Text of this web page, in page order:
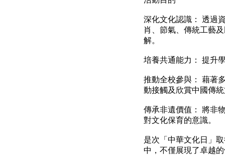
深化文化認識： 透過
肖、節氣、傳統工藝
解。
培養共通能力： 提升
推動全校參與： 藉著
動接觸及欣賞中國傳
傳承非遺價值： 將非
對文化保育的意識。
是次「中華文化日」
中，不僅展現了卓越